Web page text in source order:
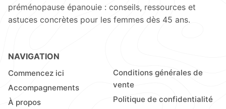
préménopause épanouie : conseils, ressources et
astuces concrètes pour les femmes dès 45 ans.
NAVIGATION
Commencez ici
Accompagnements
À propos
Conditions générales de
vente
Politique de confidentialité